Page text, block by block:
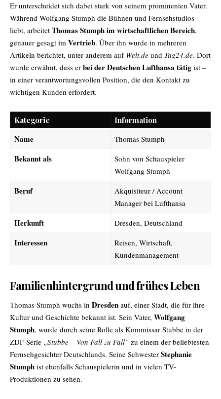
Er unterscheidet sich dabei stark von seinem prominenten Vater.
Während Wolfgang Stumph die Bühnen und Fernsehstudios
liebt, arbeitet Thomas Stumph im wirtschaftlichen Bereich,
genauer gesagt im Vertrieb. Über ihn wurde in mehreren
Artikeln berichtet, unter anderem auf Welt.de und Tag24.de. Dort
wurde erwähnt, dass er bei der Deutschen Lufthansa tätig ist –
in einer verantwortungsvollen Position, die den Kontakt zu
wichtigen Kunden erfordert.
Kategorie Information
Name Thomas Stumph
Bekannt als
Sohn von Schauspieler
Wolfgang Stumph
Beruf
Akquisiteur / Account
Manager bei Lufthansa
Herkunft Dresden, Deutschland
Interessen
Reisen, Wirtschaft,
Kundenmanagement
Familienhintergrund und frühes Leben
Thomas Stumph wuchs in Dresden auf, einer Stadt, die für ihre
Kultur und Geschichte bekannt ist. Sein Vater, Wolfgang
Stumph, wurde durch seine Rolle als Kommissar Stubbe in der
ZDF-Serie „Stubbe – Von Fall zu Fall“ zu einem der beliebtesten
Fernsehgesichter Deutschlands. Seine Schwester Stephanie
Stumph ist ebenfalls Schauspielerin und in vielen TV-
Produktionen zu sehen.